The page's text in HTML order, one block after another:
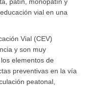
vial en una
Vial (CEV)
y son muy
elementos de
preventivas en la vía
peatonal,